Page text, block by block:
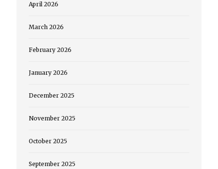
April 2026
March 2026
February 2026
January 2026
December 2025
November 2025
October 2025
September 2025